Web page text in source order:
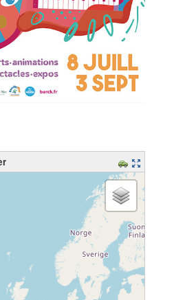
- veuillez patienter...